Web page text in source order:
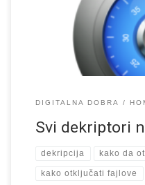
Ovoj temi u zadnje vrijeme […]
DIGITALNA DOBRA
Svi dekriptori
dekripcija kako da
kako otključati fajlove